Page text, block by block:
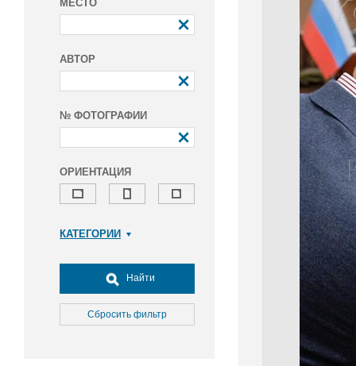
МЕСТО
АВТОР
№ ФОТОГРАФИИ
ОРИЕНТАЦИЯ
КАТЕГОРИИ
Досуг, туризм и отдых
Культура
Медицина
Найти
Сбросить фильтр